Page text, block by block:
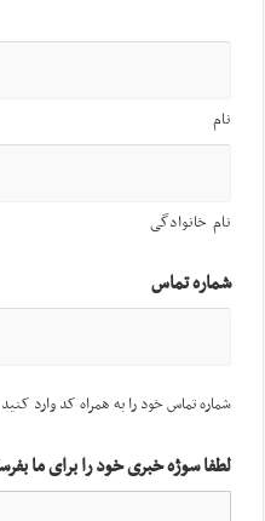
نام
نام خانوادگی
شماره تماس
شماره تماس خود را به همراه کد وارد کنید
لطفا سوژه خبری خود را برای ما